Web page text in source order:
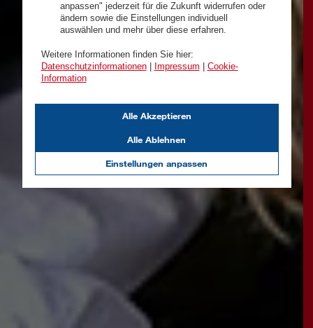
anpassen" jederzeit für die Zukunft widerrufen oder
ändern sowie die Einstellungen individuell
auswählen und mehr über diese erfahren.
Weitere Informationen finden Sie hier:
Datenschutzinformationen| Impressum
Cookie-
Information
Einstellungen anpassen
Alle Ablehnen
Alle Akzeptieren